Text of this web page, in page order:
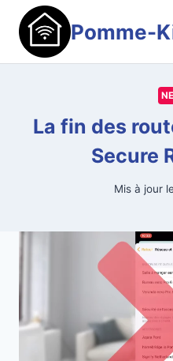
Aller
contenu
Pomme-
La fin des
Secure
Mis à jour